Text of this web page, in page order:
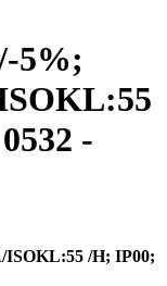
5%;
-
/H; IP00;